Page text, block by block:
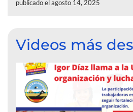
publicado el agosto 14, 2025
Videos más